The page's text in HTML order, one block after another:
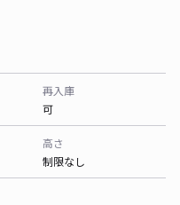
再入庫
可
高さ
制限なし